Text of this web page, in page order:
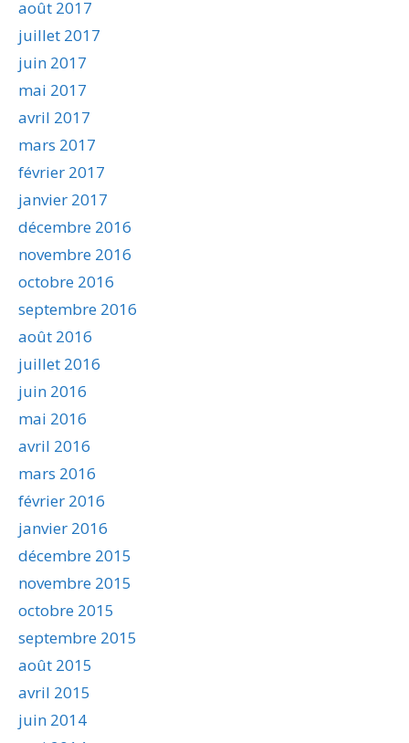
août 2017
juillet 2017
juin 2017
mai 2017
avril 2017
mars 2017
février 2017
janvier 2017
décembre 2016
novembre 2016
octobre 2016
septembre 2016
août 2016
juillet 2016
juin 2016
mai 2016
avril 2016
mars 2016
février 2016
janvier 2016
décembre 2015
novembre 2015
octobre 2015
septembre 2015
août 2015
avril 2015
juin 2014